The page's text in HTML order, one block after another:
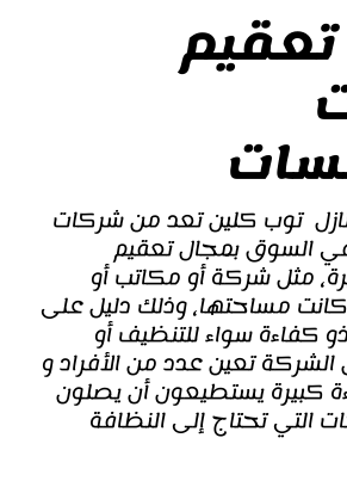
توب كلين تعد من شركات
في السوق بمجال تعقيم
مثل شركة أو مكاتب أو
مساحتها، وذلك دليل على
كفاءة سواء للتنظيف أو
الشركة تعين عدد من الأفراد و
كبيرة يستطيعون أن يصلون
التي تحتاج إلى النظافة